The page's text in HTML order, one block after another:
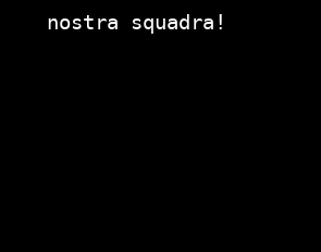
nostra squadra!